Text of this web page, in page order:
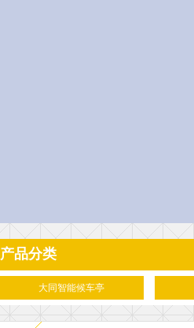
产品分类
大同智能候车亭